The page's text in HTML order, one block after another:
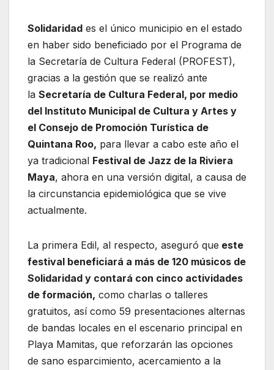
Solidaridad es el único municipio en el estado
en haber sido beneficiado por el Programa de
la Secretaría de Cultura Federal (PROFEST),
gracias a la gestión que se realizó ante
la Secretaría de Cultura Federal, por medio
del Instituto Municipal de Cultura y Artes y
el Consejo de Promoción Turística de
Quintana Roo, para llevar a cabo este año el
ya tradicional Festival de Jazz de la Riviera
Maya, ahora en una versión digital, a causa de
la circunstancia epidemiológica que se vive
actualmente.
La primera Edil, al respecto, aseguró que este
festival beneficiará a más de 120 músicos de
Solidaridad y contará con cinco actividades
de formación, como charlas o talleres
gratuitos, así como 59 presentaciones alternas
de bandas locales en el escenario principal en
Playa Mamitas, que reforzarán las opciones
de sano esparcimiento, acercamiento a la